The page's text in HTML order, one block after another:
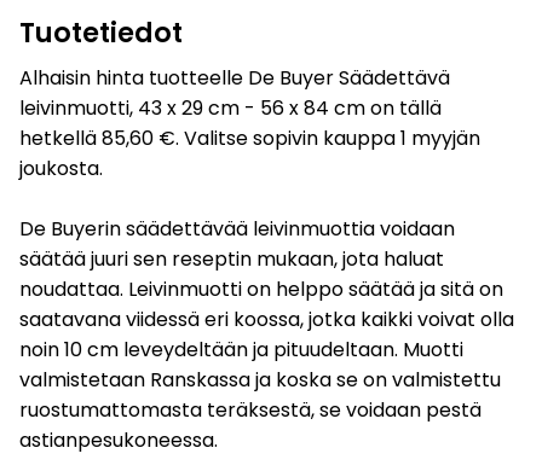
Tuotetiedot
Alhaisin hinta tuotteelle De Buyer Säädettävä
leivinmuotti, 43 x 29 cm - 56 x 84 cm on tällä
hetkellä 85,60 €. Valitse sopivin kauppa 1 myyjän
joukosta.
De Buyerin säädettävää leivinmuottia voidaan
säätää juuri sen reseptin mukaan, jota haluat
noudattaa. Leivinmuotti on helppo säätää ja sitä on
saatavana viidessä eri koossa, jotka kaikki voivat olla
noin 10 cm leveydeltään ja pituudeltaan. Muotti
valmistetaan Ranskassa ja koska se on valmistettu
ruostumattomasta teräksestä, se voidaan pestä
astianpesukoneessa.